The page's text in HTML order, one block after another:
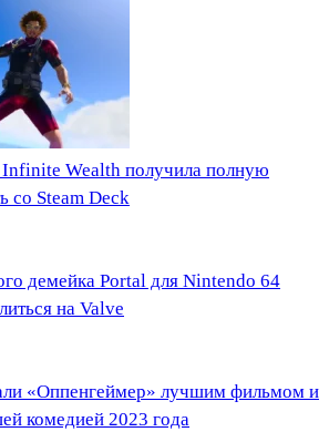
Wealth получила полную
со Steam Deck
демейка Portal для Nintendo 64
на Valve
«Оппенгеймер» лучшим фильмом и
комедией 2023 года